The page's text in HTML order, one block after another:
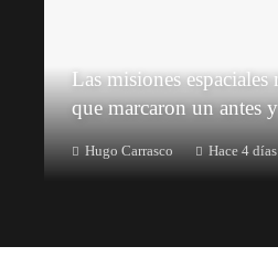
Las misiones espaciales
que marcaron un antes
Hugo Carrasco Hace 4 días